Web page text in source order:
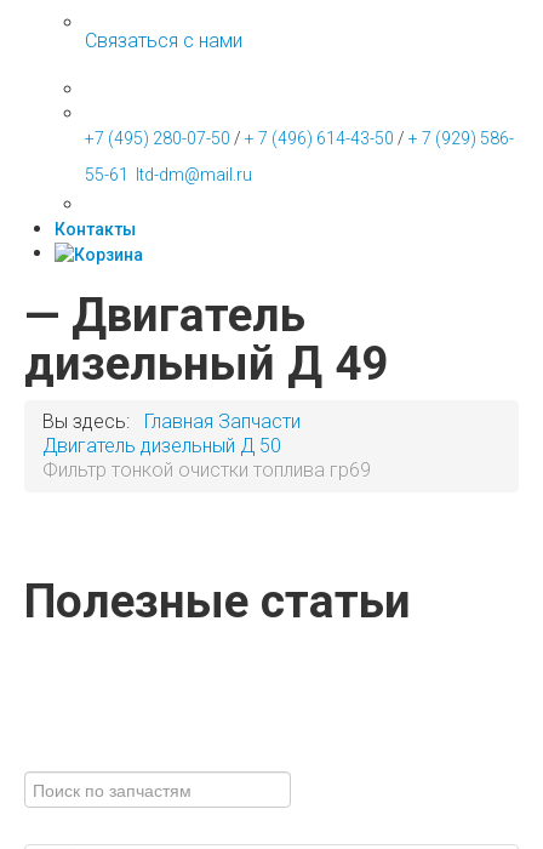
Связаться с нами
+7 (495) 280-07-50 / + 7 (496) 614-43-50 / + 7 (929) 586-
55-61
ltd-dm@mail.ru
Контакты
— Двигатель
дизельный Д 49
Вы здесь: Главная Запчасти
Двигатель дизельный Д 50
Фильтр тонкой очистки топлива гр69
Полезные статьи